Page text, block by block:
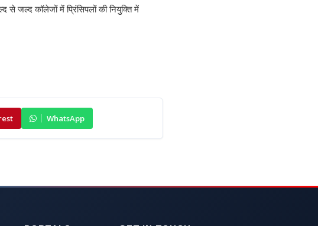
जल्द कॉलेजों में प्रिंसिपलों की नियुक्ति में
WhatsApp